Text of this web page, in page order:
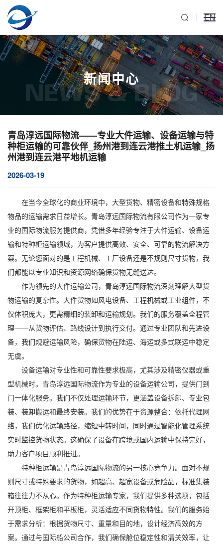
EN
新闻中心
NEWS & BLOG
青岛淳远国际物流——专业大件运输、设备运输与特
种柜运输的可靠伙伴_扬州港到连云港推土机运输_扬
州港到连云港平地机运输
2026-03-19
在当今全球化的商业环境中，大型货物、精密设备和特殊规格
物品的运输需求日益增长。青岛淳远国际物流有限公司作为一家专
业的国际物流服务提供商，凭借多年经验专注于大件运输、 设备运
输和特种柜运输领域，为客户提供高效、安全、可靠的物流解决方
案。无论您面对的是工程机械、工厂设备还是不规则尺寸货物，我
们都能以专业知识和资源网络确保货物无缝送达。
作为领先的大件运输公司，青岛淳远国际物流深刻理解大型货
物运输的复杂性。大件货物如风电设备、工程机械或工业组件，不
仅体积庞大，更需精细的装卸和运输规划。我们的服务覆盖全程管
理——从货物评估、路线设计到执行交付。通过专业团队和先进设
备，我们规避运输风险，确保货物在陆运、海运或多式联运中稳定
无虞。
设备运输对专业性和可靠性要求极高，尤其涉及精密仪器或重
型机械时。青岛淳远国际物流作为专业的设备运输公司，提供门到
门一体化服务。我们不仅处理运输环节，更涵盖设备拆卸、专业包
装、装卸搬运和最终安装。我们的优势在于资源整合：依托代理网
络，我们优化运输路径，缩短中转时间，同时通过智能化管理系统
实时监控货物状态。这确保了设备在跨境或国内运输中保持完好，
助力客户项目顺利推进。
特种柜运输是青岛淳远国际物流的另一核心竞争力。面对不规
则尺寸或特殊要求的货物，如超高、超宽设备或危险品，标准集装
箱往往力不从心。作为特种柜运输专家，我们提供多种选项，包括
开顶柜、框架柜和平板柜，灵活适应不同货物特性。我们的服务始
于需求分析：根据货物尺寸、重量和目的地，设计经济高效的方
案。通过与国际船公司合作，我们确保舱位稳定性和清关效率，让